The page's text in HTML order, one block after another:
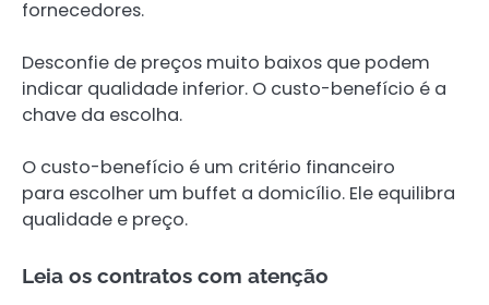
fornecedores.
Desconfie de preços muito baixos que podem
indicar qualidade inferior. O custo-benefício é a
chave da escolha.
O custo-benefício é um critério financeiro
para escolher um buffet a domicílio. Ele equilibra
qualidade e preço.
Leia os contratos com atenção